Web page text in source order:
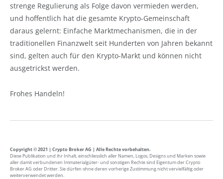
strenge Regulierung als Folge davon vermieden werden,
und hoffentlich hat die gesamte Krypto-Gemeinschaft
daraus gelernt: Einfache Marktmechanismen, die in der
traditionellen Finanzwelt seit Hunderten von Jahren bekannt
sind, gelten auch für den Krypto-Markt und können nicht
ausgetrickst werden.
Frohes Handeln!
Copyright © 2021 | Crypto Broker AG | Alle Rechte vorbehalten.
Diese Publikation und ihr Inhalt, einschliesslich aller Namen, Logos, Designs und Marken sowie
aller damit verbundenen Immaterialgüter- und sonstigen Rechte sind Eigentum der Crypto
Broker AG oder Dritter. Sie dürfen ohne deren vorherige Zustimmung nicht vervielfältig oder
weiterverwendet werden.